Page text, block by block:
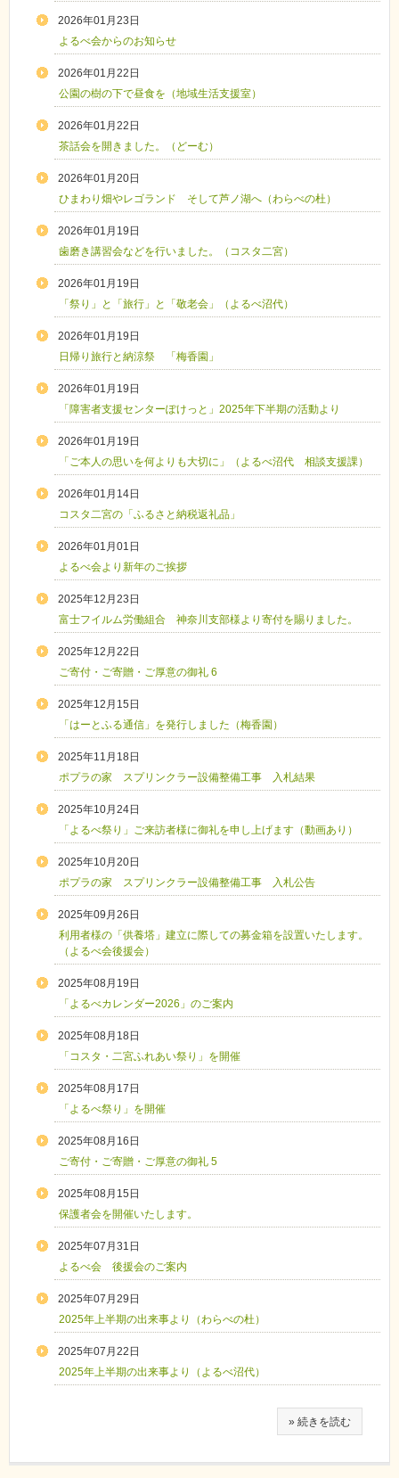
2026年01月23日
よるべ会からのお知らせ
2026年01月22日
公園の樹の下で昼食を（地域生活支援室）
2026年01月22日
茶話会を開きました。（どーむ）
2026年01月20日
ひまわり畑やレゴランド そして芦ノ湖へ（わらべの杜）
2026年01月19日
歯磨き講習会などを行いました。（コスタ二宮）
2026年01月19日
「祭り」と「旅行」と「敬老会」（よるべ沼代）
2026年01月19日
日帰り旅行と納涼祭 「梅香園」
2026年01月19日
「障害者支援センターぽけっと」2025年下半期の活動より
2026年01月19日
「ご本人の思いを何よりも大切に」（よるべ沼代 相談支援課）
2026年01月14日
コスタ二宮の「ふるさと納税返礼品」
2026年01月01日
よるべ会より新年のご挨拶
2025年12月23日
富士フイルム労働組合 神奈川支部様より寄付を賜りました。
2025年12月22日
ご寄付・ご寄贈・ご厚意の御礼 6
2025年12月15日
「はーとふる通信」を発行しました（梅香園）
2025年11月18日
ポプラの家 スプリンクラー設備整備工事 入札結果
2025年10月24日
「よるべ祭り」ご来訪者様に御礼を申し上げます（動画あり）
2025年10月20日
ポプラの家 スプリンクラー設備整備工事 入札公告
2025年09月26日
利用者様の「供養塔」建立に際しての募金箱を設置いたします。
（よるべ会後援会）
2025年08月19日
「よるべカレンダー2026」のご案内
2025年08月18日
「コスタ・二宮ふれあい祭り」を開催
2025年08月17日
「よるべ祭り」を開催
2025年08月16日
ご寄付・ご寄贈・ご厚意の御礼 5
2025年08月15日
保護者会を開催いたします。
2025年07月31日
よるべ会 後援会のご案内
2025年07月29日
2025年上半期の出来事より（わらべの杜）
2025年07月22日
2025年上半期の出来事より（よるべ沼代）
» 続きを読む